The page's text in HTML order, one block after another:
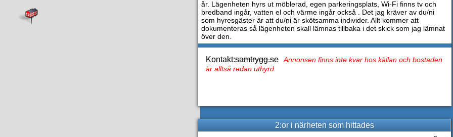
år. Lägenheten hyrs ut möblerad, egen parkeringsplats, Wi-Fi finns tv och
bredband ingår, vatten el och värme ingår också . Det jag kräver av du/ni
som hyresgäster är att du/ni är skötsamma individer. Allt kommer att
dokumenteras så lägenheten skall lämnas tillbaka i det skick som jag lämnat
över den.
Kontakt:samtrygg.se
Annonsen finns inte kvar hos källan och bostaden
är alltså redan uthyrd
2:or i närheten som hittades